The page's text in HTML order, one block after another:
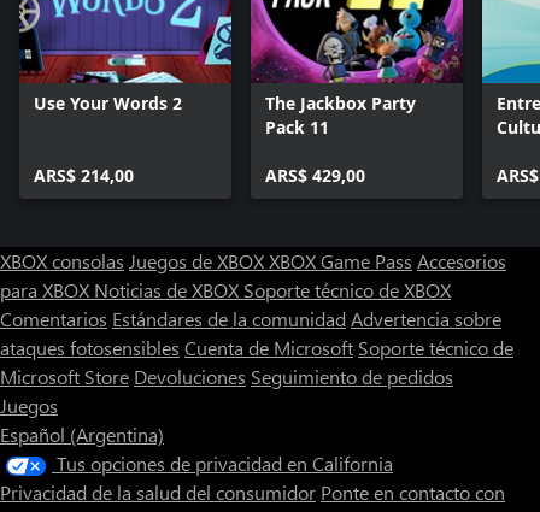
Use Your Words 2
ARS$ 214,00
The Jackbox Party
Pack 11
ARS$ 429,00
XBOX consolas Juegos de XBOXXBOX Game Pass Accesorios
para XBOX Noticias de XBOX Soporte técnico de XBOX
Comentarios Estándares de la comunidad Advertencia sobre
ataques fotosensibles Cuenta de Microsoft Soporte técnico de
Microsoft Store Devoluciones Seguimiento de pedidos
Juegos
Español (Argentina)
Tus opciones de privacidad en California
Privacidad de la salud del consumidor Ponte en contacto con